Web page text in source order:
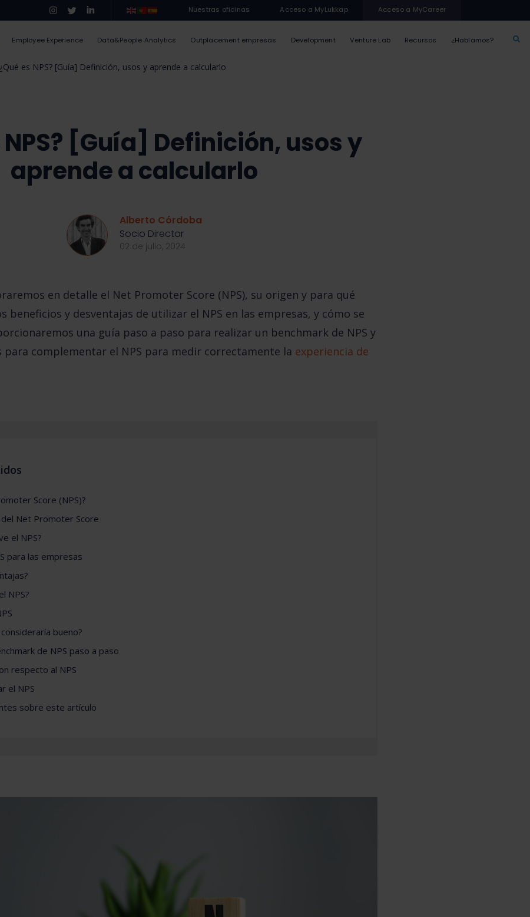
Nuestras oficinas Acceso a MyLukkap Acceso a MyCareer
Employee Experience Data&People Analytics Outplacement empresas Development Venture Lab Recursos ¿Hablamos?
¿Qué es NPS? [Guía] Definición, usos y aprende a calcularlo
NPS? [Guía] Definición, usos y
aprende a calcularlo
Alberto Córdoba
Socio Director
02 de julio, 2024
en detalle el Net Promoter Score (NPS), su origen y para qué
beneficios y desventajas de utilizar el NPS en las empresas, y cómo se
una guía paso a paso para realizar un benchmark de NPS y
para complementar el NPS para medir correctamente la experiencia de
Score (NPS)?
Net Promoter Score
el NPS?
para las empresas
NPS?
bueno?
de NPS paso a paso
respecto al NPS
el NPS
sobre este artículo